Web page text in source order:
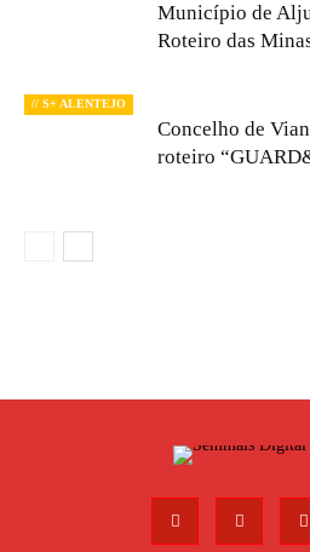
Município de
Roteiro das
// S+ ALENTEJO
Concelho de
roteiro